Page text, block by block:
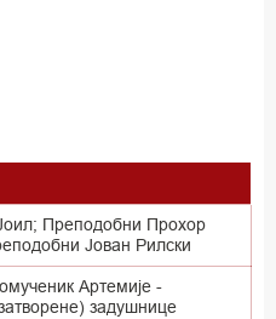
Преподобни Прохор
Јован Рилски
Артемије -
задушнице